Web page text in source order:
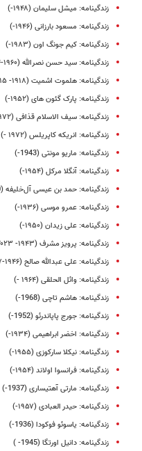
زندگینامه: میشل سلیمان (۱۹۴۸-)
زندگینامه: مسعود بارزانی (۱۹۴۶-)
زندگینامه: کیم جونگ اون (۱۹۸۳-)
زندگینامه: سید حسن نصرالله (۱۹۶۰-۲۰۲۴)
زندگینامه: هلموت اشمیت (۱۹۱۸- ۲۰۱۵)
زندگینامه: پارک گئون‌ های (۱۹۵۲-)
زندگینامه: سیف الاسلام قذافی (۱۹۷۲-)
زندگینامه: انریکه کاپریلس (۱۹۷۲ -)
زندگینامه: ماریو مونتی (1943-)
زندگینامه: آنگلا مرکل (۱۹۵۴-)
زندگینامه: حمد بن عیسی آل‌خلیفه (1950-)
زندگینامه: عمرو موسی (۱۹۳۶-)
زندگینامه: علی زیدان (۱۹۵۰-)
زندگینامه: پرویز مشرف (۱۹۴۳- ۲۰۲۳)
زندگینامه: علی عبدالله صالح (۱۹۴۶-۲۰۱۷)
زندگینامه: وائل الحلقی (۱۹۶۴ -)
زندگینامه: هاشم تاچی (1968-)
زندگینامه: جورج پاپاندرئو (1952-)
زندگینامه: اخضر ابراهیمی (۱۹۳۴-)
زندگینامه: نیکلا سارکوزی (۱۹۵۵-)
زندگینامه: فرانسوا اولاند (۱۹۵۴-)
زندگینامه: مارتی آهتیساری (1937-)
زندگینامه: حیدر العبادی (۱۹۵۷-)
زندگینامه: یاسوئو فوکودا (1936-)
زندگینامه: دانیل اورتگا (1945- )